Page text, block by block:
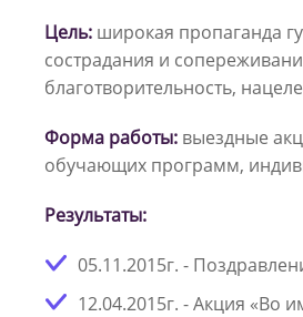
Цель: широкая пропаганда
сострадания и
благотворительность,
Форма работы: выездные
обучающих программ,
Результаты:
05.11.2015г. -
12.04.2015г. - Акция «Во